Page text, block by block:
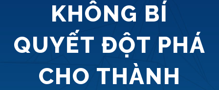
KHÔNG BÍ
QUYẾT ĐỘT PHÁ
CHO THÀNH